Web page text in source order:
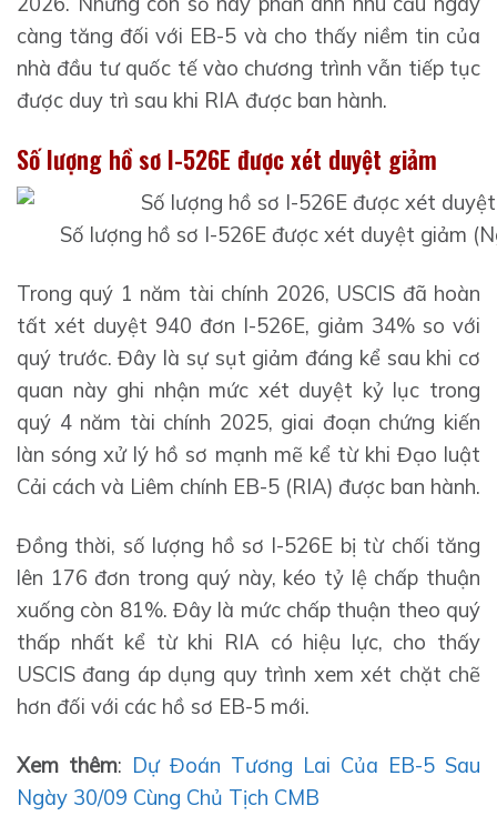
càng tăng đối với EB-5 và cho thấy niềm tin của
nhà đầu tư quốc tế vào chương trình vẫn tiếp tục
được duy trì sau khi RIA được ban hành.
Số lượng hồ sơ I-526E được xét duyệt giảm
Số lượng hồ sơ I-526E được xét duyệt giảm
Trong quý 1 năm tài chính 2026, USCIS đã hoàn
tất xét duyệt 940 đơn I-526E, giảm 34% so với
quý trước. Đây là sự sụt giảm đáng kể sau khi cơ
quan này ghi nhận mức xét duyệt kỷ lục trong
quý 4 năm tài chính 2025, giai đoạn chứng kiến
làn sóng xử lý hồ sơ mạnh mẽ kể từ khi Đạo luật
Cải cách và Liêm chính EB-5 (RIA) được ban hành.
Đồng thời, số lượng hồ sơ I-526E bị từ chối tăng
lên 176 đơn trong quý này, kéo tỷ lệ chấp thuận
xuống còn 81%. Đây là mức chấp thuận theo quý
thấp nhất kể từ khi RIA có hiệu lực, cho thấy
USCIS đang áp dụng quy trình xem xét chặt chẽ
hơn đối với các hồ sơ EB-5 mới.
Xem thêm: Dự Đoán Tương Lai Của EB-5 Sau
Ngày 30/09 Cùng Chủ Tịch CMB